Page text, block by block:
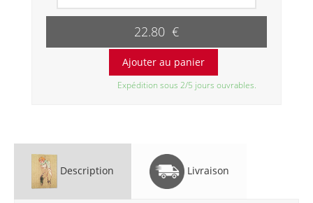
22.80 €
Expédition sous 2/5 jours ouvrables.
Description Livraison